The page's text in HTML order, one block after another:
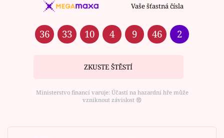
Vaše šťastná čísla
36 33 10 4 9 46 2
ZKUSTE ŠTĚSTÍ
Ministerstvo financí varuje: Účastí na hazardní hře může
vzniknout závislost ⑱